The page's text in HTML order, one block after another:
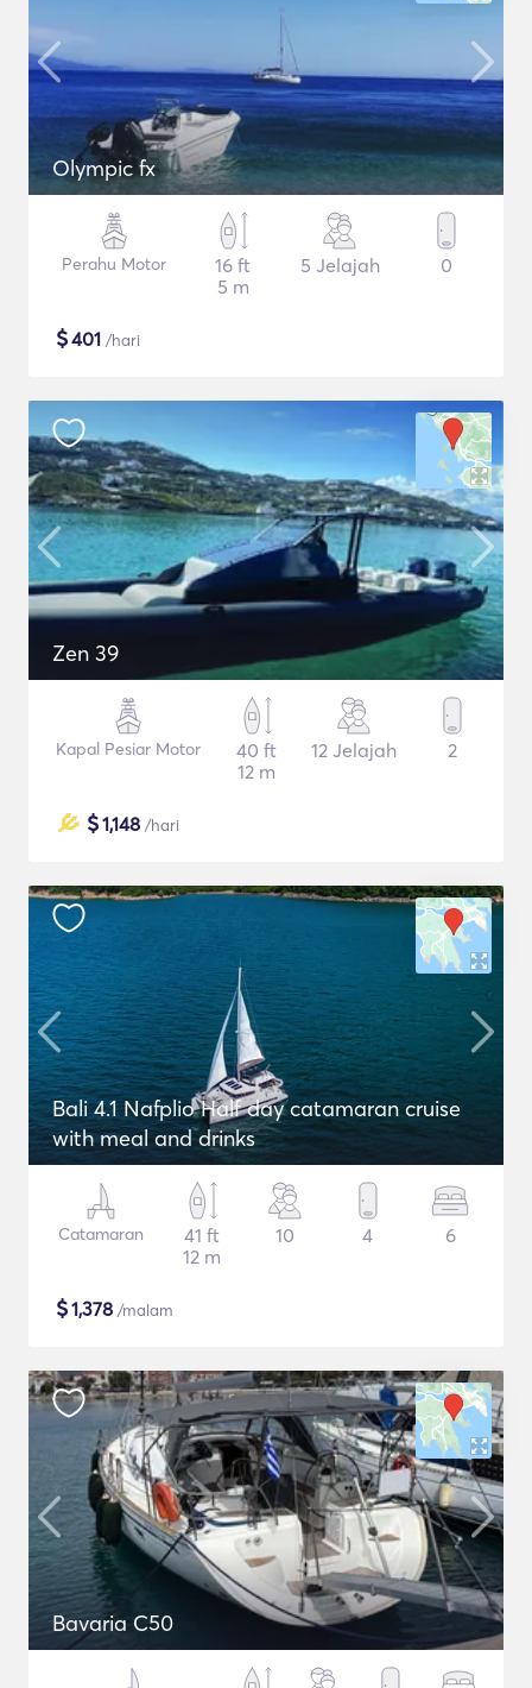
Olympic fx
Perahu Motor
16 ft
5 m
5 Jelajah 0
$401 /hari
Zen 39
Kapal Pesiar Motor
40 ft
12 m
12 Jelajah 2
$1,148 /hari
Bali 4.1 Nafplio Half day catamaran cruise
with meal and drinks
Catamaran
41 ft
12 m
10 4 6
$1,378 /malam
Bavaria C50